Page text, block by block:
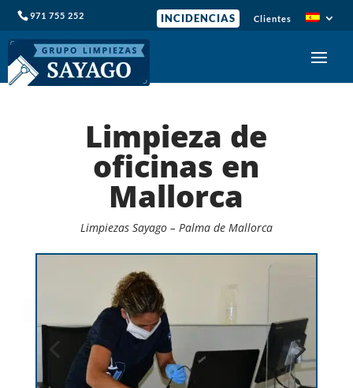
971 755 252 INCIDENCIAS Clientes
Limpieza de
oficinas en
Mallorca
Limpiezas Sayago – Palma de Mallorca